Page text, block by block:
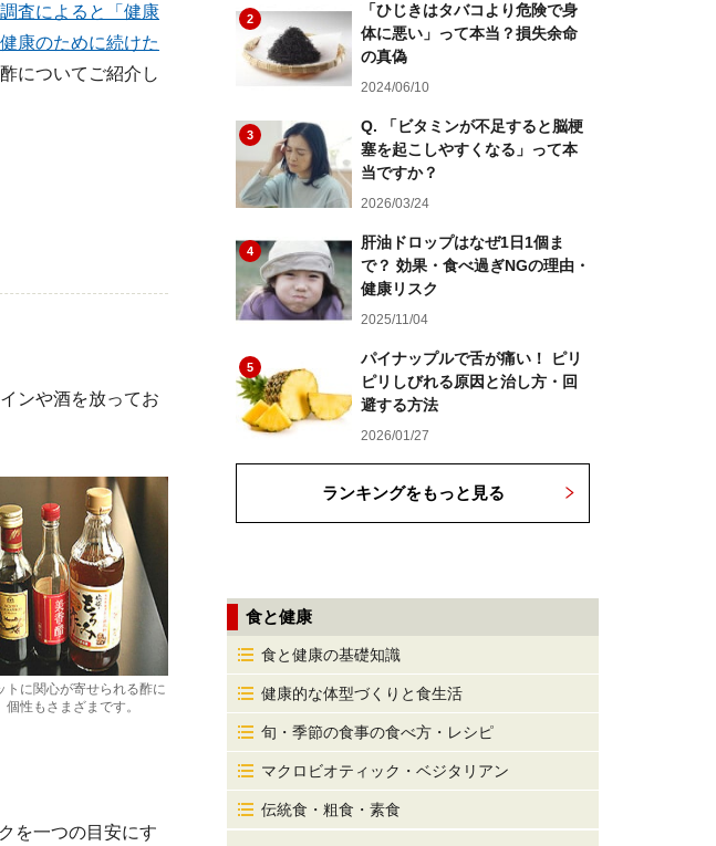
査によると「健康
康のために続けた
についてご紹介し
ンや酒を放ってお
トに関心が寄せられる酢に
個性もさまざまです。
を一つの目安にす
2
「ひじきはタバコより危険で身
体に悪い」って本当？損失余命
の真偽
2024/06/10
3
Q. 「ビタミンが不足すると脳梗
塞を起こしやすくなる」って本
当ですか？
2026/03/24
4
肝油ドロップはなぜ1日1個ま
で？ 効果・食べ過ぎNGの理由・
健康リスク
2025/11/04
5
パイナップルで舌が痛い！ ピリ
ピリしびれる原因と治し方・回
避する方法
2026/01/27
ランキングをもっと見る
食と健康
食と健康の基礎知識
健康的な体型づくりと食生活
旬・季節の食事の食べ方・レシピ
マクロビオティック・ベジタリアン
伝統食・粗食・素食